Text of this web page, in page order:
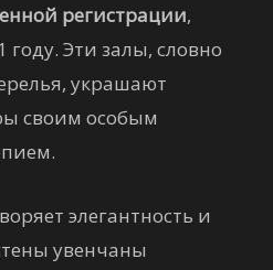
регистрации,
Эти залы, словно
украшают
своим особым
элегантность и
увенчаны